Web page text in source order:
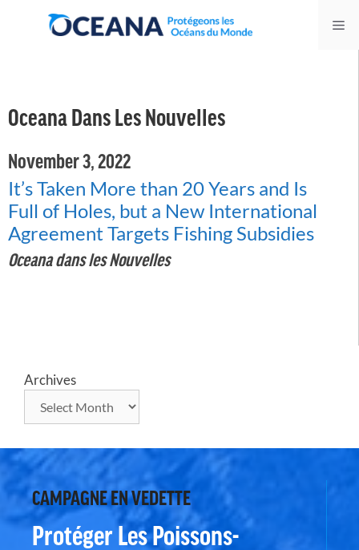
Oceana Dans Les Nouvelles
November 3, 2022
It’s Taken More than 20 Years and Is
Full of Holes, but a New International
Agreement Targets Fishing Subsidies
Oceana dans les Nouvelles
Archives
CAMPAGNE EN VEDETTE
Protéger Les Poissons-